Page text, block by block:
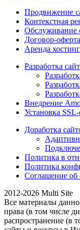
Продвижение
Контекстная
Обслуживание
Договор-
Аренда
Разработка
Внедрение
Установка
Доработка
Политика в
Политика
Соглашение об
2012-2026 Multi Site
Все материалы
права (в том числе
распространение (в